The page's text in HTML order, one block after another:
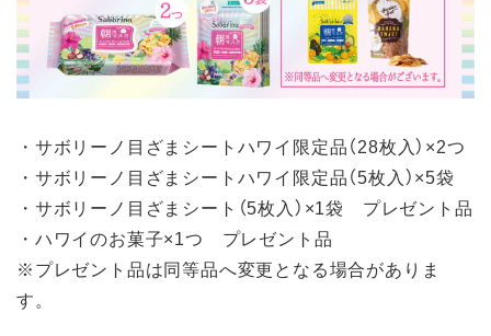
・サボリーノ目ざまシートハワイ限定品（28枚入）×2つ
・サボリーノ目ざまシートハワイ限定品（5枚入）×5袋
・サボリーノ目ざまシート（5枚入）×1袋 プレゼント品
・ハワイのお菓子×1つ プレゼント品
※プレゼント品は同等品へ変更となる場合がありま
す。